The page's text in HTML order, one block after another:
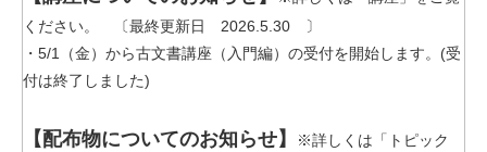
ください。 〔最終更新日 2026.5.30 〕
・5/1（金）から古文書講座（入門編）の受付を開始します。(受
付は終了しました)
【配布物についてのお知らせ】
※詳しくは「トピック